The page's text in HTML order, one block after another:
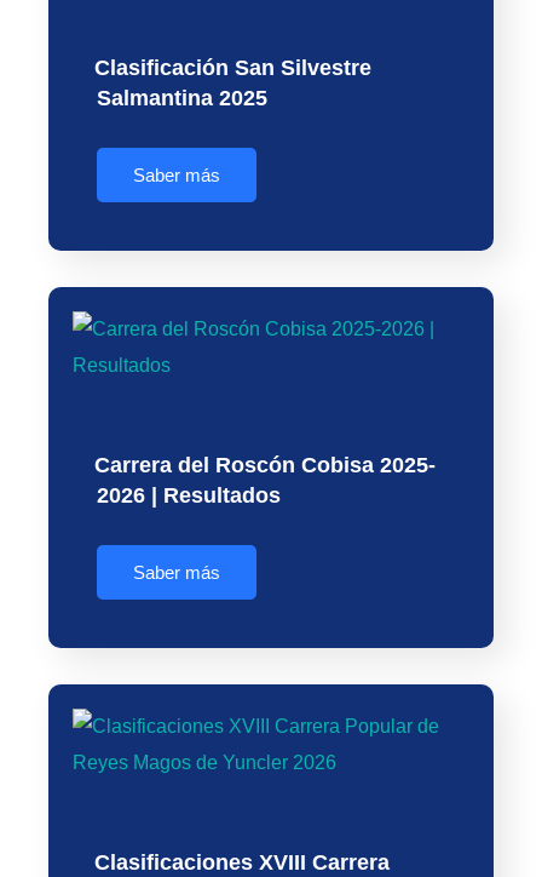
Clasificación San Silvestre
Salmantina 2025
Saber más
Carrera del Roscón Cobisa 2025-
2026 | Resultados
Saber más
Clasificaciones XVIII Carrera